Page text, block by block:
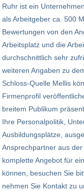
Ruhr ist ein
als Arbeitgeber ca. 500
Bewertungen von den
Arbeitsplatz und die
durchschnittlich sehr
weiteren Angaben zu
Schloss-Quelle Mellis
Firmenprofil
breitem Publikum
Ihre Personalpolitik,
Ausbildungsplätze,
Ansprechpartner aus
komplette Angebot für
können, besuchen Sie
nehmen Sie Kontakt zu